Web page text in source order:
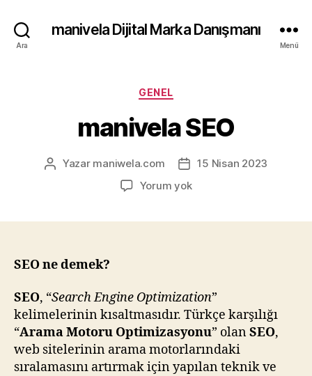
Ara
manivela Dijital Marka Danışmanı
Menü
Kategoriler
GENEL
manivela SEO
Yazının
Yazar maniwela.com
Yazı
tarihi
15 Nisan 2023
Yorum yokmanivela
SEO ne demek?
SEO, “Search Engine Optimization”
kelimelerinin kısaltmasıdır. Türkçe karşılığı
“Arama Motoru Optimizasyonu” olanSEO,
web sitelerinin arama motorlarındaki
sıralamasını artırmak için yapılan teknik ve